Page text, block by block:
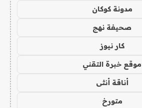
مدونة كوكان
صحيفة نهج
كار نيوز
موقع خبرة التقني
أناقة أنثى
متورخ